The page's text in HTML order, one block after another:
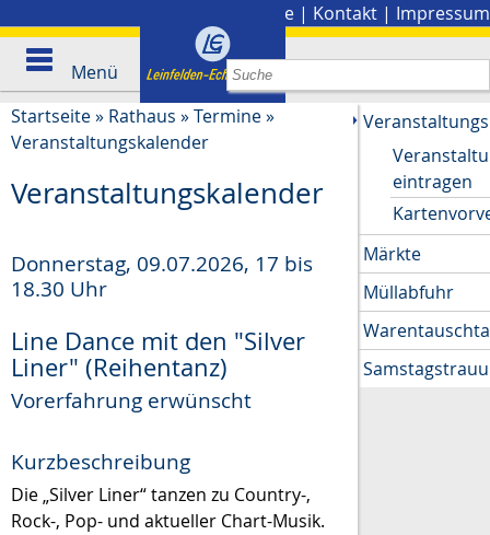
Presse | Kontakt | Impressum
Menü
Startseite» Rathaus »Termine»
Veranstaltungskalender
Veranstaltungskalender
Donnerstag, 09.07.2026, 17 bis
18.30 Uhr
Line Dance mit den "Silver
Liner" (Reihentanz)
Vorerfahrung erwünscht
Kurzbeschreibung
Die „Silver Liner“ tanzen zu Country-,
Rock-, Pop- und aktueller Chart-Musik.
eintragen
Märkte
Müllabfuhr